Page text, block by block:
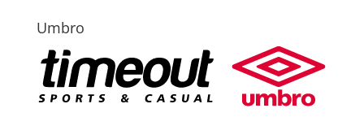
Umbro